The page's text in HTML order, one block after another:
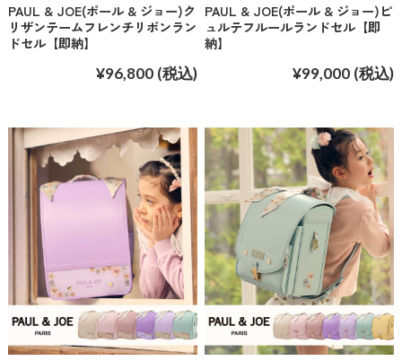
PAUL & JOE(ポール & ジョー)ク
リザンテームフレンチリボンラン
ドセル【即納】
¥96,800 (税込)
PAUL & JOE(ポール & ジョー)ピ
ュルテフルールランドセル【即
納】
¥99,000 (税込)